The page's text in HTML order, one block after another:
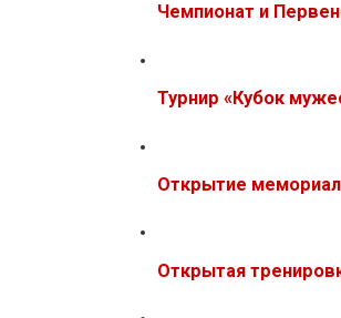
Чемпионат и
Турнир «Кубок
Открытие
Открытая